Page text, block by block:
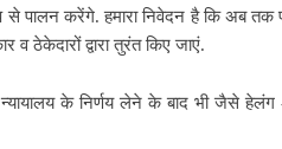
पालन करेंगे. हमारा निवेदन है कि अब तक
ठेकेदारों द्वारा तुरंत किए जाएं.
के निर्णय लेने के बाद भीजैसे हेलंग -